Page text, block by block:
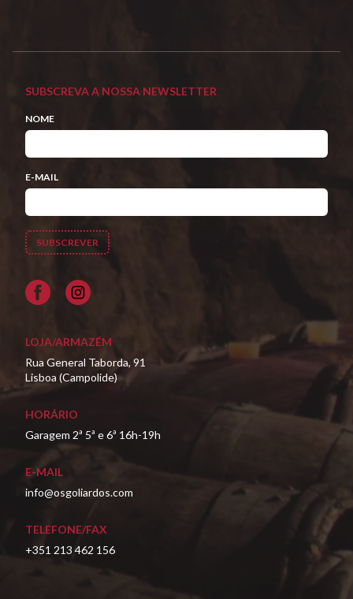
SUBSCREVA A NOSSA NEWSLETTER
NOME
E-MAIL
Facebook
LOJA/ARMAZÉM
Rua General Taborda, 91
Lisboa (Campolide)
HORÁRIO
Garagem 2ª 5ª e 6ª 16h-19h
E-MAIL
info@osgoliardos.com
TELEFONE/FAX
+351 213 462 156